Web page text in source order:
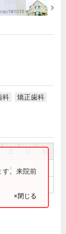
科
矯正歯科
祝
す。来院前
×閉じる